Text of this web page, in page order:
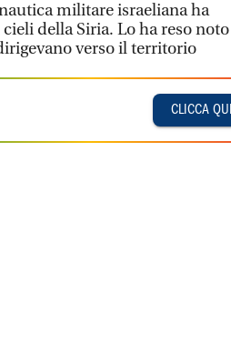
militare israeliana ha
della Siria. Lo ha reso
verso il territorio
CLICCA QUI